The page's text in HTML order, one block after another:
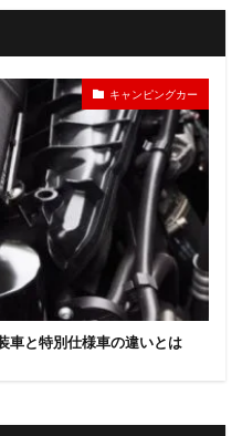
キャンピングカー
車と特別仕様車の違いとは